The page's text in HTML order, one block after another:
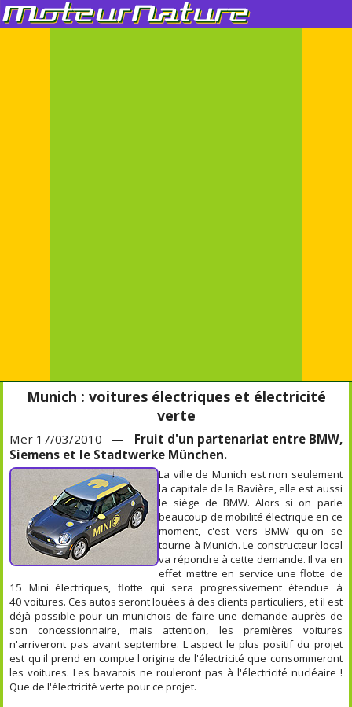
Munich : voitures électriques et électricité
verte
Mer 17/03/2010 — Fruit d'un partenariat entre BMW,
Siemens et le Stadtwerke München.
La ville de Munich est non seulement
la capitale de la Bavière, elle est aussi
le siège de BMW. Alors si on parle
beaucoup de mobilité électrique en ce
moment, c'est vers BMW qu'on se
tourne à Munich. Le constructeur local
va répondre à cette demande. Il va en
effet mettre en service une flotte de
15 Mini électriques, flotte qui sera progressivement étendue à
40 voitures. Ces autos seront louées à des clients particuliers, et il est
déjà possible pour un munichois de faire une demande auprès de
son concessionnaire, mais attention, les premières voitures
n'arriveront pas avant septembre. L'aspect le plus positif du projet
est qu'il prend en compte l'origine de l'électricité que consommeront
les voitures. Les bavarois ne rouleront pas à l'électricité nucléaire !
Que de l'électricité verte pour ce projet.